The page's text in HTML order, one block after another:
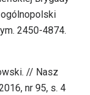
2450-4874.
// Nasz
nr 95, s. 4